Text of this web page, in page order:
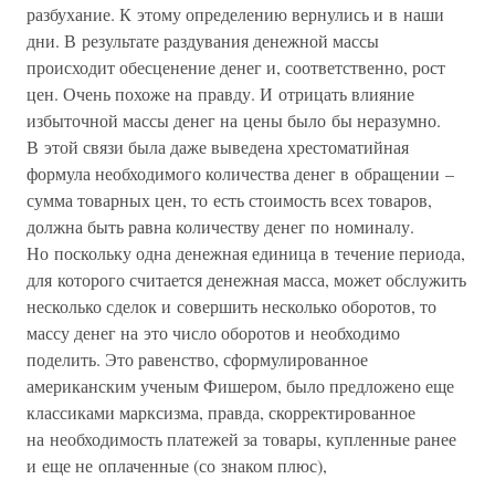
разбухание. К этому определению вернулись и в наши
дни. В результате раздувания денежной массы
происходит обесценение денег и, соответственно, рост
цен. Очень похоже на правду. И отрицать влияние
избыточной массы денег на цены было бы неразумно.
В этой связи была даже выведена хрестоматийная
формула необходимого количества денег в обращении –
сумма товарных цен, то есть стоимость всех товаров,
должна быть равна количеству денег по номиналу.
Но поскольку одна денежная единица в течение периода,
для которого считается денежная масса, может обслужить
несколько сделок и совершить несколько оборотов, то
массу денег на это число оборотов и необходимо
поделить. Это равенство, сформулированное
американским ученым Фишером, было предложено еще
классиками марксизма, правда, скорректированное
на необходимость платежей за товары, купленные ранее
и еще не оплаченные (со знаком плюс),